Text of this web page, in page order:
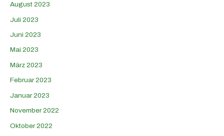
August 2023
Juli 2023
Juni 2023
Mai 2023
März 2023
Februar 2023
Januar 2023
November 2022
Oktober 2022